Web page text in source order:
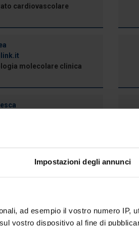
Impostazioni degli annunci
ad esempio il vostro numero IP,
vostro dispositivo al fine di
cardiovascolare
molecolare clinica